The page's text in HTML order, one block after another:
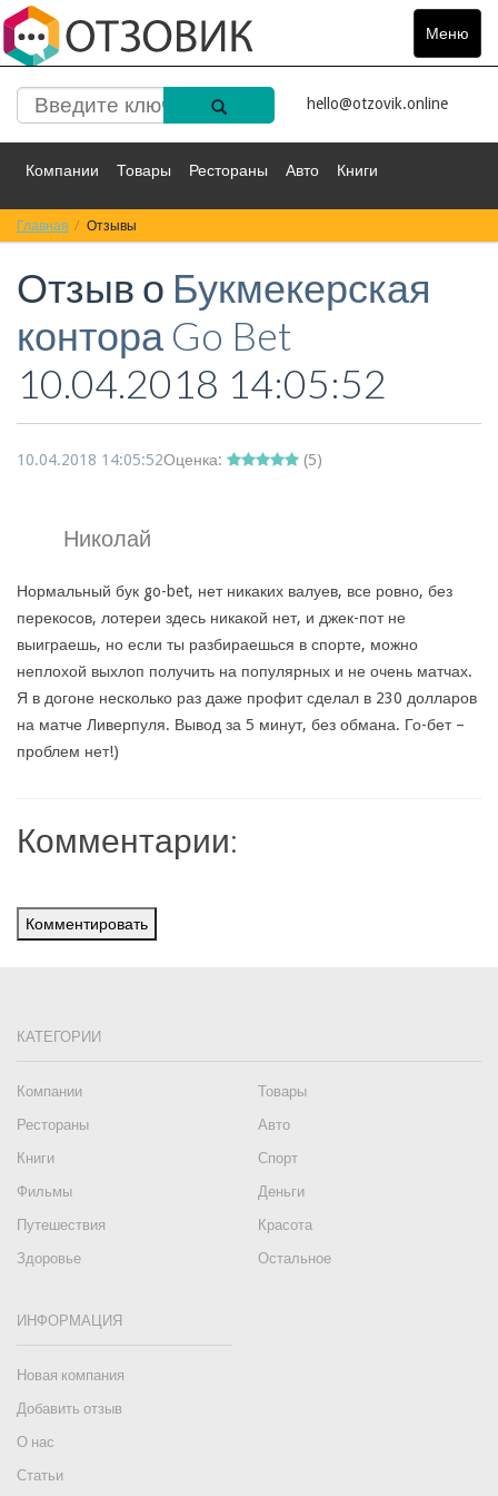
Меню
Toggle
hello@otzovik.online
Компании Товары Рестораны Авто Книги
Спорт Фильмы
Красота Здоровье Остальное
Главная Отзывы
Отзыв о Букмекерская
контора Go Bet
10.04.2018 14:05:52
10.04.2018 14:05:52Оценка: (5)
Николай
Нормальный бук go-bet, нет никаких валуев, все ровно, без
перекосов, лотереи здесь никакой нет, и джек-пот не
выиграешь, но если ты разбираешься в спорте, можно
неплохой выхлоп получить на популярных и не очень матчах.
Я в догоне несколько раз даже профит сделал в 230 долларов
на матче Ливерпуля. Вывод за 5 минут, без обмана. Го-бет –
проблем нет!)
Комментарии:
Комментировать
КАТЕГОРИИ
Компании
Товары
Рестораны
Авто
Книги
Спорт
Фильмы
Деньги
Путешествия
Красота
Здоровье
Остальное
ИНФОРМАЦИЯ
Новая компания
Добавить отзыв
О нас
Статьи